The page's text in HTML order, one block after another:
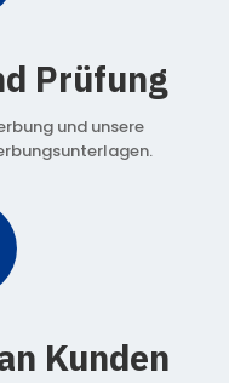
Prüfung
und unsere
Kunden